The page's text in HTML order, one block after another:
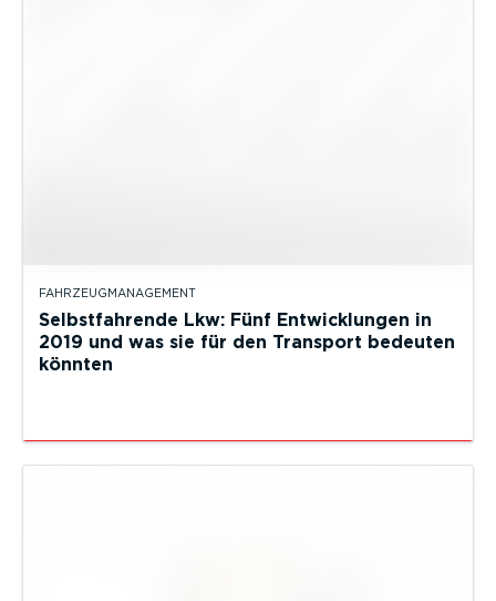
FAHRZEUGMANAGEMENT
Selbstfahrende Lkw: Fünf Entwicklungen in
2019 und was sie für den Transport bedeuten
könnten